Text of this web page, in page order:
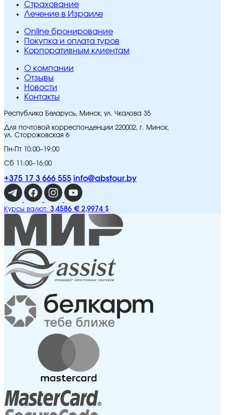
Страхование
Лечение в Израиле
Online бронирование
Покупка и оплата туров
Корпоративным клиентам
O компании
Отзывы
Новости
Контакты
Республика Беларусь, Минск, ул. Чкалова 35
Для почтовой корреспонденции 220002, г. Минск,
ул. Сторожовская 6
Пн-Пт 10:00–19:00
Сб 11:00–16:00
+375 17 3 666 555 info@abstour.by
Курсы валют: 3,4586 € 2,9974 $